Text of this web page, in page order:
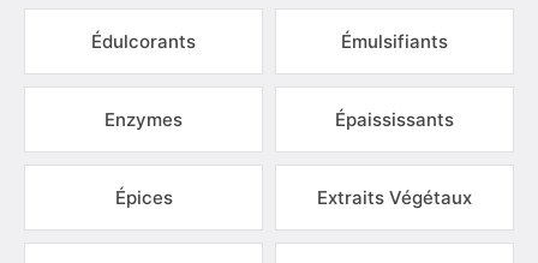
Édulcorants Émulsifiants
Enzymes Épaississants
Épices Extraits Végétaux